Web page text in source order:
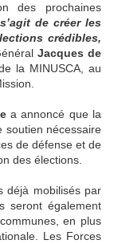
des prochaines
de créer les
crédibles,
Jacques de
la MINUSCA, au
a annoncé que la
soutien nécessaire
de défense et de
des élections.
déjà mobilisés par
seront également
en plus
Les Forces